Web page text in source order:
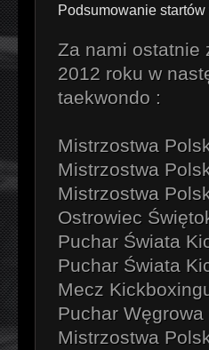
Podsumowanie startów
Za nami ostatnie
2012 roku w
taekwondo :
Mistrzostwa
Mistrzostwa
Mistrzostwa
Ostrowiec
Puchar Świata
Puchar Świata
Mecz
Puchar
Mistrzostwa